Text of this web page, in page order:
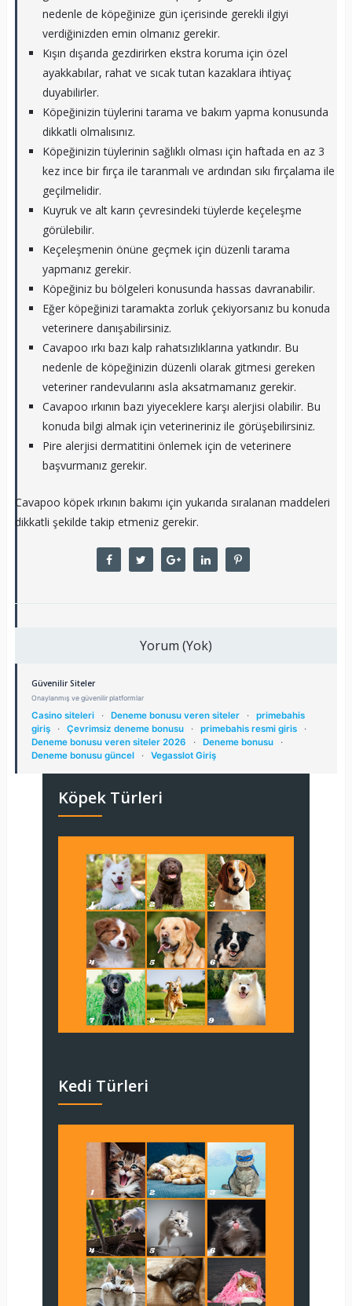
nedenle de köpeğinize gün içerisinde gerekli ilgiyi
verdiğinizden emin olmanız gerekir.
Kışın dışarıda gezdirirken ekstra koruma için özel
ayakkabılar, rahat ve sıcak tutan kazaklara ihtiyaç
duyabilirler.
Köpeğinizin tüylerini tarama ve bakım yapma konusunda
dikkatli olmalısınız.
Köpeğinizin tüylerinin sağlıklı olması için haftada en az 3
kez ince bir fırça ile taranmalı ve ardından sıkı fırçalama ile
geçilmelidir.
Kuyruk ve alt karın çevresindeki tüylerde keçeleşme
görülebilir.
Keçeleşmenin önüne geçmek için düzenli tarama
yapmanız gerekir.
Köpeğiniz bu bölgeleri konusunda hassas davranabilir.
Eğer köpeğinizi taramakta zorluk çekiyorsanız bu konuda
veterinere danışabilirsiniz.
Cavapoo ırkı bazı kalp rahatsızlıklarına yatkındır. Bu
nedenle de köpeğinizin düzenli olarak gitmesi gereken
veteriner randevularını asla aksatmamanız gerekir.
Cavapoo ırkının bazı yiyeceklere karşı alerjisi olabilir. Bu
konuda bilgi almak için veterineriniz ile görüşebilirsiniz.
Pire alerjisi dermatitini önlemek için de veterinere
başvurmanız gerekir.
Cavapoo köpek ırkının bakımı için yukarıda sıralanan maddeleri
dikkatli şekilde takip etmeniz gerekir.
Yorum (Yok)
Güvenilir Siteler
Onaylanmış ve güvenilir platformlar
Casino siteleri · Deneme bonusu veren siteler ·
primebahis
giriş
· Çevrimsiz deneme bonusu · primebahis resmi giris
·
Deneme bonusu veren siteler 2026
· Deneme bonusu
·
Deneme bonusu güncel
· Vegasslot Giriş
Köpek Türleri
Kedi Türleri